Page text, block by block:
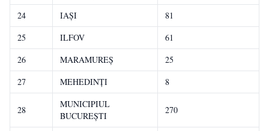
24
IAŞI
81
25
ILFOV
61
26
MARAMUREŞ
25
27
MEHEDINŢI 8
28
MUNICIPIUL
BUCUREŞTI
270